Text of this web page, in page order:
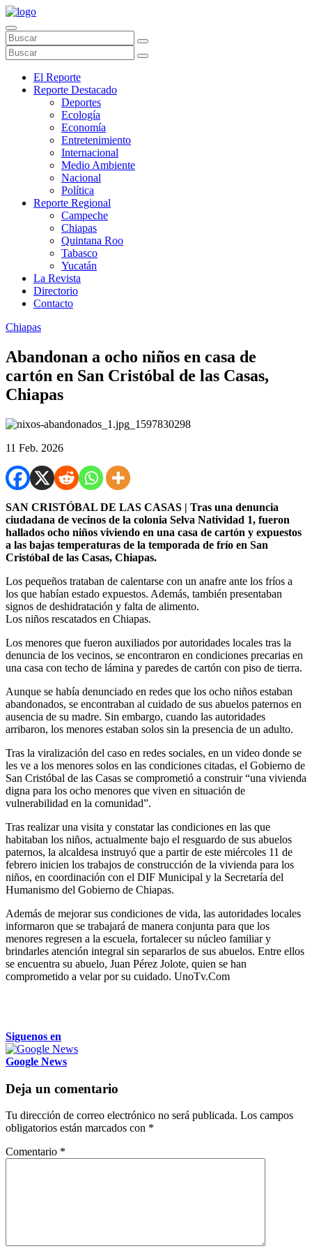
El Reporte
Reporte Destacado
Deportes
Ecología
Economía
Entretenimiento
Internacional
Medio Ambiente
Nacional
Política
Reporte Regional
Campeche
Chiapas
Quintana Roo
Tabasco
Yucatán
La Revista
Directorio
Contacto
Chiapas
Abandonan a ocho niños en casa de
cartón en San Cristóbal de las Casas,
Chiapas
11 Feb. 2026
SAN CRISTÓBAL DE LAS CASAS | Tras una denuncia
ciudadana de vecinos de la colonia Selva Natividad 1, fueron
hallados ocho niños viviendo en una casa de cartón y expuestos
a las bajas temperaturas de la temporada de frío en San
Cristóbal de las Casas, Chiapas.
Los pequeños trataban de calentarse con un anafre ante los fríos a
los que habían estado expuestos. Además, también presentaban
signos de deshidratación y falta de alimento.
Los niños rescatados en Chiapas.
Los menores que fueron auxiliados por autoridades locales tras la
denuncia de los vecinos, se encontraron en condiciones precarias en
una casa con techo de lámina y paredes de cartón con piso de tierra.
Aunque se había denunciado en redes que los ocho niños estaban
abandonados, se encontraban al cuidado de sus abuelos paternos en
ausencia de su madre. Sin embargo, cuando las autoridades
arribaron, los menores estaban solos sin la presencia de un adulto.
Tras la viralización del caso en redes sociales, en un video donde se
les ve a los menores solos en las condiciones citadas, el Gobierno de
San Cristóbal de las Casas se comprometió a construir “una vivienda
digna para los ocho menores que viven en situación de
vulnerabilidad en la comunidad”.
Tras realizar una visita y constatar las condiciones en las que
habitaban los niños, actualmente bajo el resguardo de sus abuelos
paternos, la alcaldesa instruyó que a partir de este miércoles 11 de
febrero inicien los trabajos de construcción de la vivienda para los
niños, en coordinación con el DIF Municipal y la Secretaría del
Humanismo del Gobierno de Chiapas.
Además de mejorar sus condiciones de vida, las autoridades locales
informaron que se trabajará de manera conjunta para que los
menores regresen a la escuela, fortalecer su núcleo familiar y
brindarles atención integral sin separarlos de sus abuelos. Entre ellos
se encuentra su abuelo, Juan Pérez Jolote, quien se han
comprometido a velar por su cuidado. UnoTv.Com
Siguenos en
Google News
Deja un comentario
Tu dirección de correo electrónico no será publicada. Los campos
obligatorios están marcados con *
Comentario *